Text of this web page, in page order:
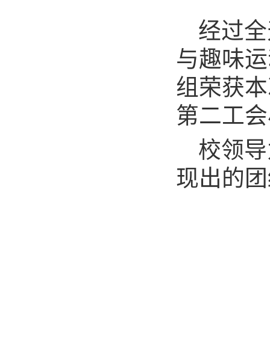
经过
与趣味
组荣获
第二工
校领
现出的